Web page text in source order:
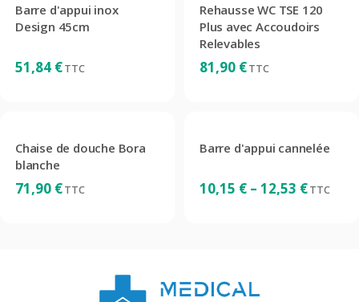
Barre d'appui inox
Design 45cm
51,84 €TTC
Rehausse WC TSE 120
Plus avec Accoudoirs
Relevables
81,90 €TTC
Chaise de douche Bora
blanche
71,90 €TTC
Barre d'appui cannelée
10,15 € – 12,53 €
Plage
TTC